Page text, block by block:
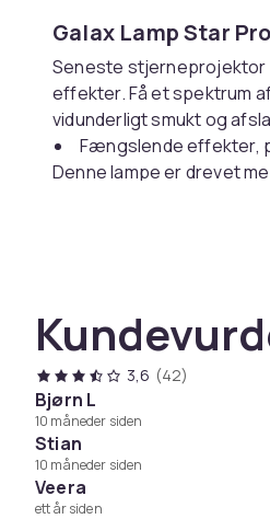
Galax Lamp Star
Seneste stjerneprojektor
effekter. Få et spektrum
vidunderligt smukt og
Fængslende effekter,
Denne lampe er drevet
Artikkel nr.
3,6 (42)
Bjørn L
10 måneder siden
Stian
10 måneder siden
Veera
ett år siden